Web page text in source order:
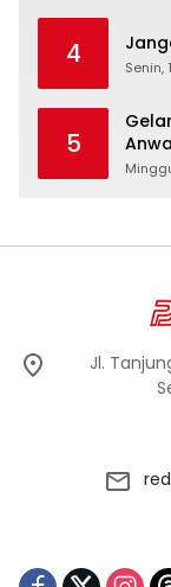
4 Senin,
5
di
Jl.